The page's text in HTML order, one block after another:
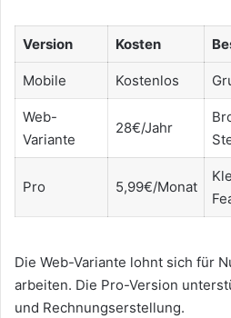
Version Kosten
Mobile Kostenlos
Web-
Variante
28€/Jahr
Pro 5,99€/Monat
Die Web-Variante lohnt sich für
arbeiten. Die Pro-Version
und Rechnungserstellung.